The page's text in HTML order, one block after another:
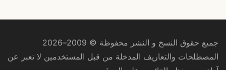
جميع حقوق النسخ و النشر محفوظة © 2009–2026
المصطلحات والتعاريف المدخلة من قبل المستخدمين لا تعبر عن